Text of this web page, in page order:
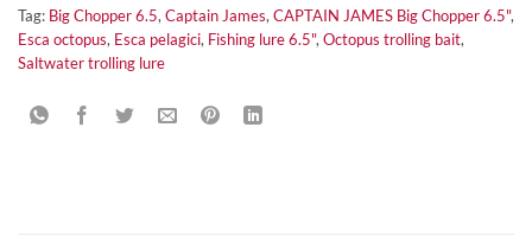
Tag: Big Chopper 6.5, Captain James, CAPTAIN JAMES Big Chopper 6.5",
Esca octopus, Esca pelagici, Fishing lure 6.5", Octopus trolling bait,
Saltwater trolling lure